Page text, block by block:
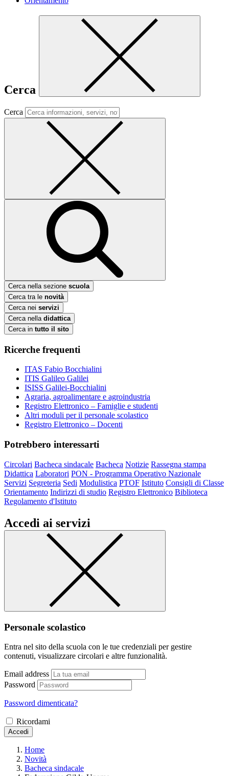
Cerca
Cerca
Cerca nella sezione scuola
Cerca tra le novità
Cerca nei servizi
Cerca nella didattica
Cerca in tutto il sito
Ricerche frequenti
ITAS Fabio Bocchialini
ITIS Galileo Galilei
ISISS Galilei-Bocchialini
Agraria, agroalimentare e agroindustria
Registro Elettronico – Famiglie e studenti
Altri moduli per il personale scolastico
Registro Elettronico – Docenti
Potrebbero interessarti
Circolari Bacheca sindacale Bacheca Notizie Rassegna stampa
Didattica Laboratori PON - Programma Operativo Nazionale
Servizi Segreteria Sedi Modulistica PTOF Istituto Consigli di Classe
Orientamento Indirizzi di studio Registro Elettronico Biblioteca
Regolamento d'Istituto
Accedi ai servizi
Personale scolastico
Entra nel sito della scuola con le tue credenziali per gestire
contenuti, visualizzare circolari e altre funzionalità.
Email address
Password
Password dimenticata?
Ricordami
Accedi
Home
Novità
Bacheca sindacale